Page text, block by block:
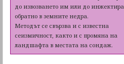
до извозването им или до
обратно в земните недра.
Методът се свързва и с известна
сеизмичност, както и с промяна на
ландшафта в местата на сондаж.